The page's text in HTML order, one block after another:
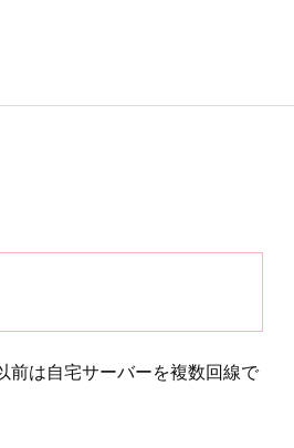
前は自宅サーバーを複数回線で